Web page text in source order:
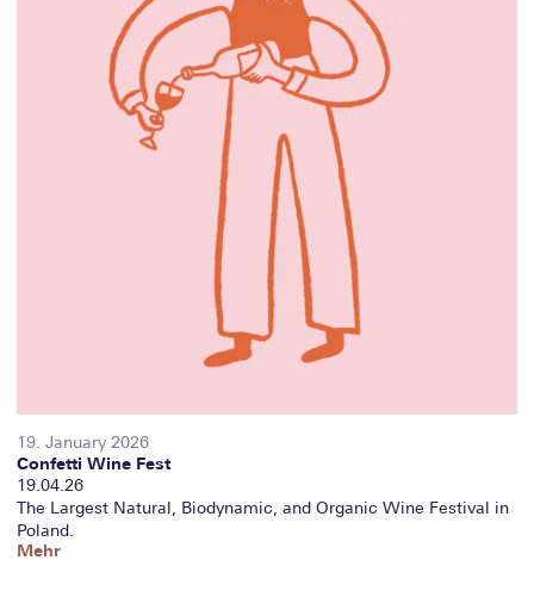
19. January 2026
Confetti Wine Fest
19.04.26
The Largest Natural, Biodynamic, and Organic Wine Festival in
Poland.
Mehr